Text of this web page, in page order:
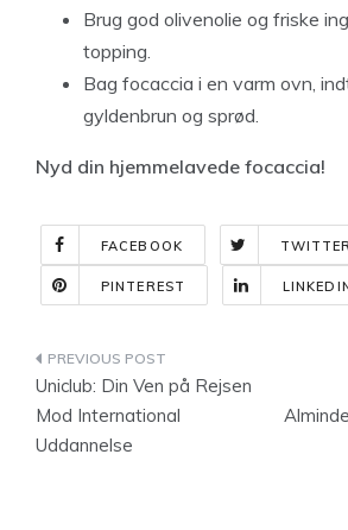
Brug god olivenolie og friske
topping.
Bag focaccia i en varm ovn,
gyldenbrun og sprød.
Nyd din hjemmelavede focaccia!
FACEBOOK
PINTEREST
Indlægsnavigation
Uniclub: Din Ven på Rejsen
Mod International
Uddannelse